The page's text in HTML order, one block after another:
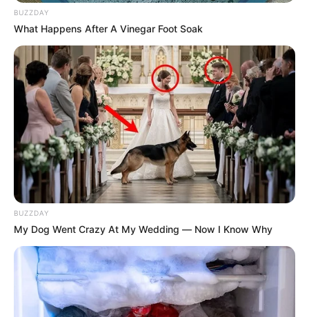
Iniciarán con
caracterización de
motociclistas en
Cartagena
VICENTE BLEL
Gobernador de Bolívar dio
positivo para Covid–19
REAPERTURA DE PLAYAS
Sin permiso de la Alcaldía
de Cartagena nativos de
Playa Blanca abrieron el
balneario
BUZZDAY
What Happens After A Vinegar Foot Soak
BUZZDAY
My Dog Went Crazy At My Wedding — Now I Know Why